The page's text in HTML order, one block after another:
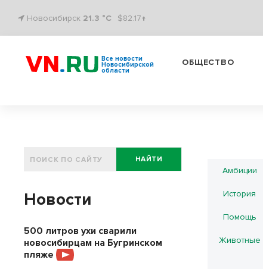
Новосибирск 21.3 °C $82.17↑
Все новости
Новосибирской
области
ОБЩЕСТВО
Амбиции
История
Помощь
Животные
НАЙТИ
Новости
500 литров ухи сварили
новосибирцам на Бугринском
пляже